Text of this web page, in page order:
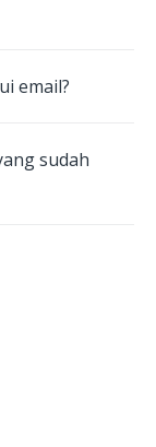
email?
sudah